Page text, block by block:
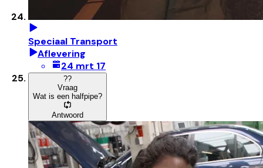
Speciaal Transport
Aflevering
24 mrt 17
??
Vraag
Wat is een halfpipe?
Antwoord